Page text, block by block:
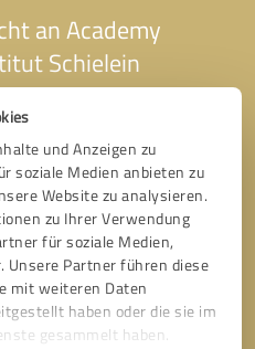
und Anzeigen zu
soziale Medien anbieten zu
Website zu analysieren.
zu Ihrer Verwendung
für soziale Medien,
Unsere Partner führen diese
mit weiteren Daten
haben oder die sie im
gesammelt haben.
an Academy
Schielein